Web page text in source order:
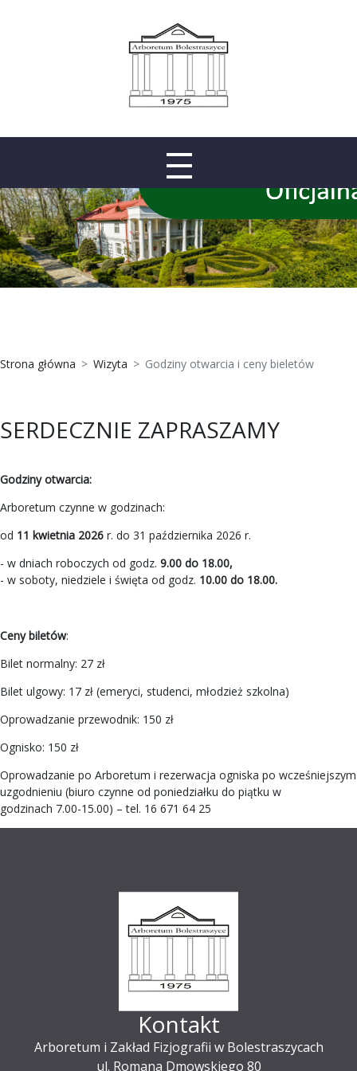
Strona główna Wizyta Godziny otwarcia i ceny bieletów
SERDECZNIE ZAPRASZAMY
Godziny otwarcia:
Arboretum czynne w godzinach:
od 11 kwietnia 2026 r. do 31 października 2026 r.
- w dniach roboczych od godz. 9.00 do 18.00,
- w soboty, niedziele i święta od godz. 10.00 do 18.00.
Ceny biletów:
Bilet normalny: 27 zł
Bilet ulgowy: 17 zł (emeryci, studenci, młodzież szkolna)
Oprowadzanie przewodnik: 150 zł
Ognisko: 150 zł
Oprowadzanie po Arboretum i rezerwacja ogniska po wcześniejszym
uzgodnieniu (biuro czynne od poniedziałku do piątku w
godzinach 7.00-15.00) – tel. 16 671 64 25
Kontakt
Arboretum i Zakład Fizjografii w Bolestraszycach
ul. Romana Dmowskiego 80